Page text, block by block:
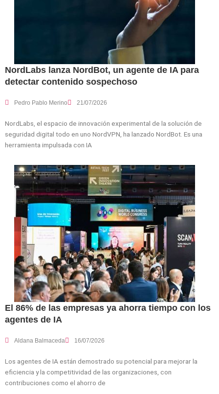
NordLabs lanza NordBot, un agente de IA para
detectar contenido sospechoso
Pedro Pablo Merino 21/07/2026
NordLabs, el espacio de innovación experimental de la solución de
seguridad digital todo en uno NordVPN, ha lanzado NordBot. Es una
herramienta impulsada con IA
El 86% de las empresas ya ahorra tiempo con los
agentes de IA
Aldana Balmaceda 16/07/2026
Los agentes de IA están demostrado su potencial para mejorar la
eficiencia y la competitividad de las organizaciones, con
contribuciones como el ahorro de